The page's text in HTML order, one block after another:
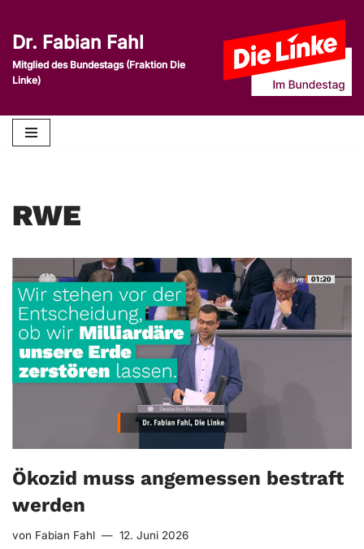
Zum
Inhalt
springen
Dr. Fabian Fahl
Mitglied des Bundestags (Fraktion Die
Linke)
RWE
Ökozid muss angemessen bestraft
werden
von Fabian Fahl 12. Juni 2026